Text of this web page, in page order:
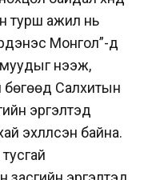
турш ажил нь
Монгол”-д
нээж,
Салхитын
эргэлтэд
эхлүүлсэн байна.